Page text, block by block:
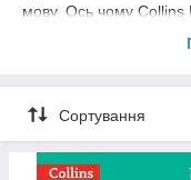
мову. Ось чому Collins
говорять в різних
Научитесь слушать и
разных акцентах
можете прослушать
жительства, работы,
Сортування